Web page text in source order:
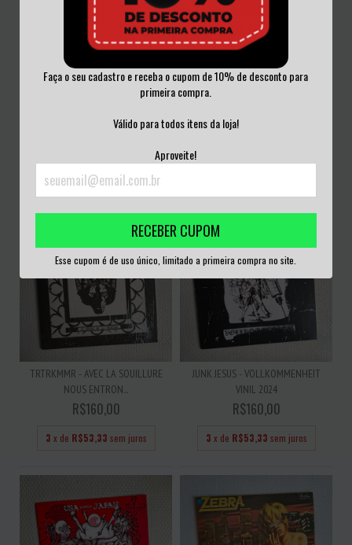
Faça o seu cadastro e receba o cupom de 10% de desconto para
primeira compra.
Válido para todos itens da loja!
Aproveite!
RECEBER CUPOM
Esse cupom é de uso único, limitado a primeira compra no site.
R$160,00
VINIL RED 2...
TRTRKMMR - AVEC LA SOUILLURE
NOUS ENTRON...
R$160,00
3 x de R$53,33 sem juros
JUNK JESUS - VOLLKOMMENHEIT
VINIL 2024
R$160,00
3 x de R$53,33 sem juros